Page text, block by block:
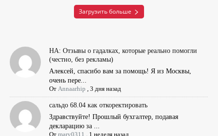
Загрузить больше
НА: Отзывы о гадалках, которые реально помогли
(честно, без рекламы)
Алексей, спасибо вам за помощь! Я из Москвы,
очень пере...
От Annaarhip ,3 дня назад
сальдо 68.04 как откоректировать
Здравствуйте! Прошлый бухгалтер, подавая
декларацию за ...
Отmary0311 1 неделя назад